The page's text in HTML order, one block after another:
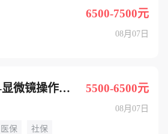
6500-7500元
08月07日
创智园某实验室-显微镜操作员（女生专属环境绝绝子） 5500-6500元
08月07日
医保 社保